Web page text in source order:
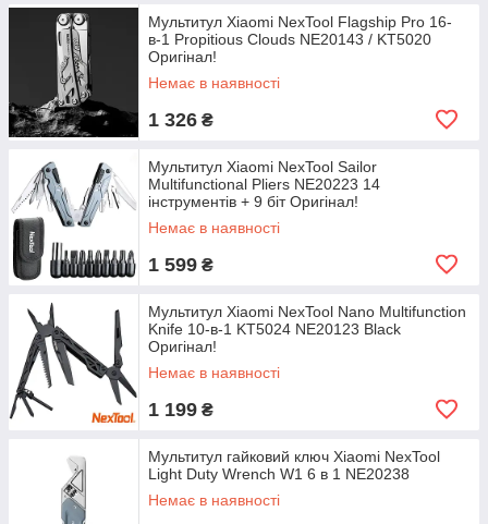
Мультитул Xiaomi NexTool Flagship Pro 16-
в-1 Propitious Clouds NE20143 / KT5020
Оригінал!
Немає в наявності
1 326 ₴
Мультитул Xiaomi NexTool Sailor
Multifunctional Pliers NE20223 14
інструментів + 9 біт Оригінал!
Немає в наявності
1 599 ₴
Мультитул Xiaomi NexTool Nano Multifunction
Knife 10-в-1 KT5024 NE20123 Black
Оригінал!
Немає в наявності
1 199 ₴
Мультитул гайковий ключ Xiaomi NexTool
Light Duty Wrench W1 6 в 1 NE20238
Немає в наявності